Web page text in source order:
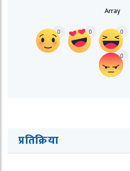
Array
0 0 0
0
प्रतिक्रिया